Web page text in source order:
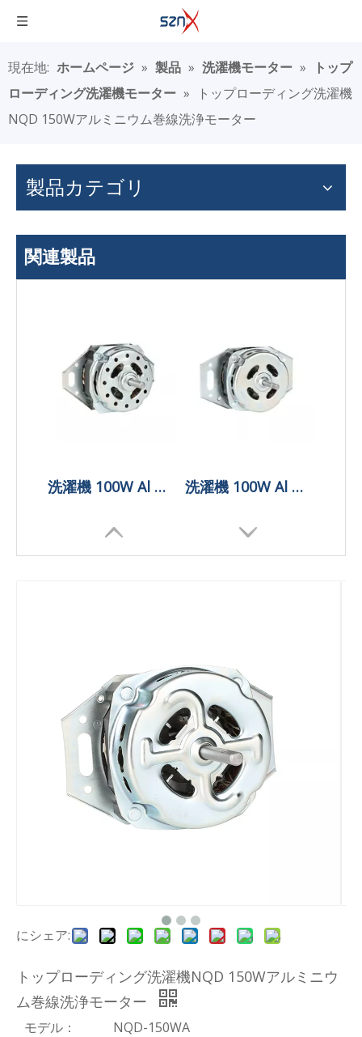
現在地: ホームページ » 製品 » 洗濯機モーター »
トップ
ローディング洗濯機モーター »
トップローディング洗濯機
NQD 150Wアルミニウム巻線洗浄モーター
製品カテゴリ
関連製品
洗濯機 100W Al ワイヤー洗浄モーター 洗濯機 100W Al ワイヤー洗浄モーター
トップローディング洗濯機Alワイヤー150W洗浄モーター
トップローディング洗濯機 120W 洗浄モーター 自動洗濯機 180W アルミ巻線洗浄モーター
にシェア:
トップローディング洗濯機NQD 150Wアルミニウ
ム巻線洗浄モーター
モデル： NQD-150WA